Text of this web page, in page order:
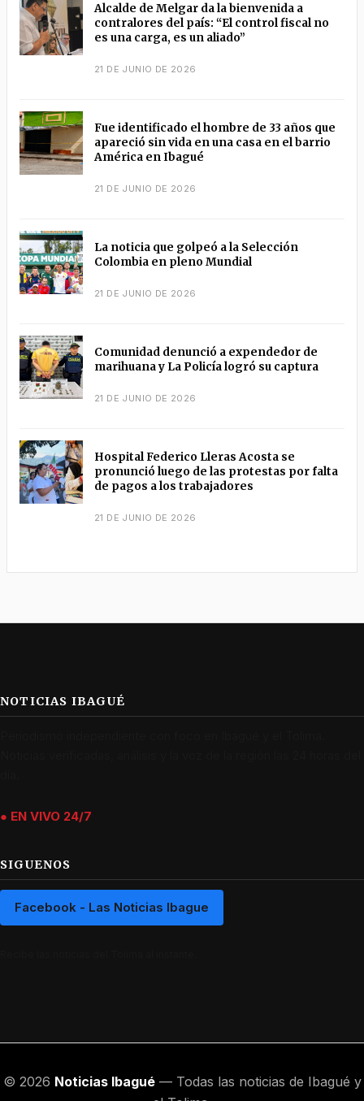
Alcalde de Melgar da la bienvenida a
contralores del país: “El control fiscal no
es una carga, es un aliado”
21 DE JUNIO DE 2026
Fue identificado el hombre de 33 años que
apareció sin vida en una casa en el barrio
América en Ibagué
21 DE JUNIO DE 2026
La noticia que golpeó a la Selección
Colombia en pleno Mundial
21 DE JUNIO DE 2026
Comunidad denunció a expendedor de
marihuana y La Policía logró su captura
21 DE JUNIO DE 2026
Hospital Federico Lleras Acosta se
pronunció luego de las protestas por falta
de pagos a los trabajadores
21 DE JUNIO DE 2026
NOTICIAS IBAGUÉ
● EN VIVO 24/7
SIGUENOS
Facebook - Las Noticias Ibague
© 2026 Noticias Ibagué— Todas las noticias de Ibagué y